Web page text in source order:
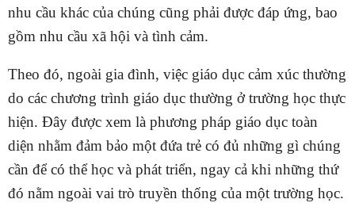
nhu cầu khác của chúng cũng phải được đáp ứng, bao
gồm nhu cầu xã hội và tình cảm.
Theo đó, ngoài gia đình, việc giáo dục cảm xúc thường
do các chương trình giáo dục thường ở trường học thực
hiện. Đây được xem là phương pháp giáo dục toàn
diện nhằm đảm bảo một đứa trẻ có đủ những gì chúng
cần để có thể học và phát triển, ngay cả khi những thứ
đó nằm ngoài vai trò truyền thống của một trường học.